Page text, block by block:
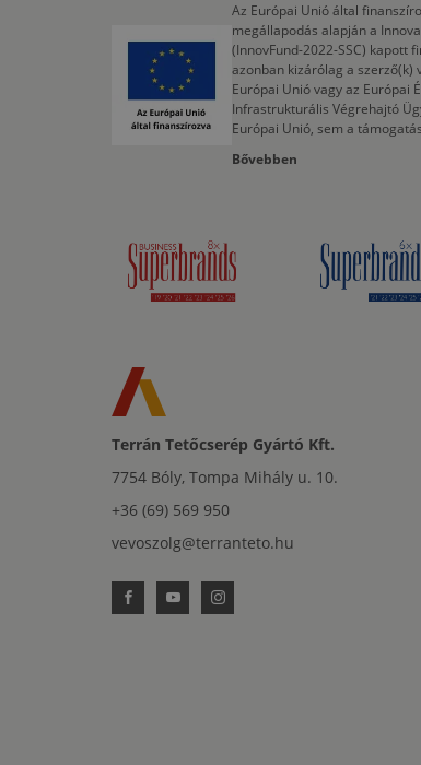
Az Európai Unió által
megállapodás alapján a
(InnovFund-2022-SSC) kapott
azonban kizárólag a
Európai Unió vagy az Európai
Infrastrukturális Végrehajtó
Európai Unió, sem a
Bővebben
Terrán Tetőcserép Gyártó Kft.
7754 Bóly, Tompa Mihály u. 10.
+36 (69) 569 950
vevoszolg@terranteto.hu